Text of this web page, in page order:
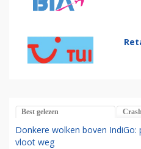
Best gelezen
Donkere wolken boven
vloot weg